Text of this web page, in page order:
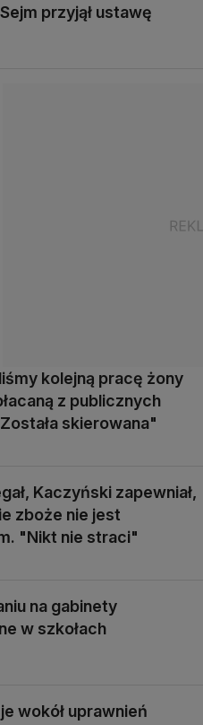
przyjął ustawę
kolejną pracę żony
z publicznych
skierowana"
Kaczyński zapewniał,
zboże nie jest
"Nikt nie straci"
na gabinety
w szkołach
wokół uprawnień